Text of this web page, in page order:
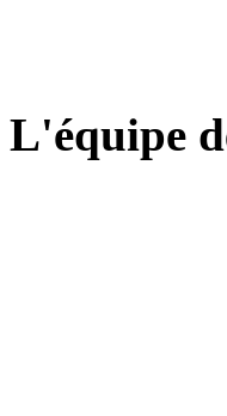
L'équipe